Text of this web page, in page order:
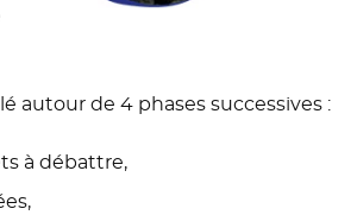
autour de 4 phases successives :
à débattre,